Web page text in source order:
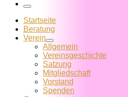
Menü
Startseite
Beratung
Verein
Allgemein
Vereins­geschichte
Satzung
Mitglied­schaft
Vorstand
Spenden